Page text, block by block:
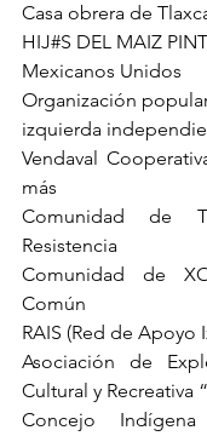
Casa obrera de
HIJ#S DEL MAIZ
Mexicanos Unidos
Organización
izquierda
Vendaval
más
Comunidad de
Resistencia
Comunidad de
Común
RAIS (Red de Apoyo
Asociación de
Cultural y Recreativa
Concejo